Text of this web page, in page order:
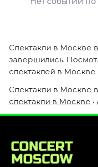
Январь 2027
Сентябрь 2026
Октябрь 2026
Декабрь 2026
Сентябрь 2026
Октябрь 2026
Спектакли в Москве
завершились.
спектаклей в
Спектакли в Москве
спектакли в Москве •